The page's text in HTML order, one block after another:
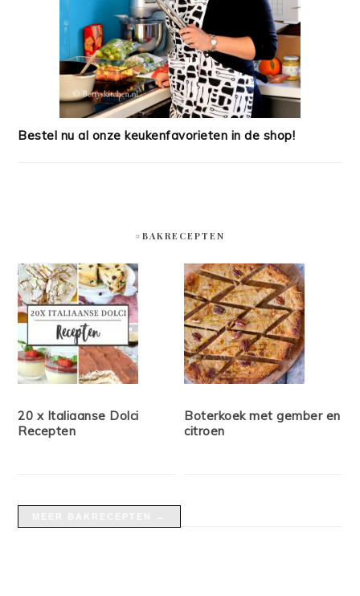
Bestel nu al onze keukenfavorieten in de shop!
#BAKRECEPTEN
20 x Italiaanse Dolci
Recepten
Boterkoek met gember en
citroen